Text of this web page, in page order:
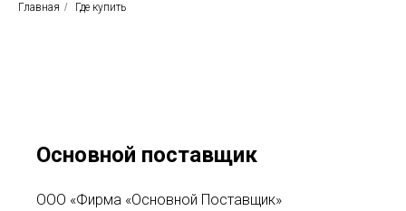
Главная / Где купить
Основной поставщик
ООО «Фирма «Основной Поставщик»